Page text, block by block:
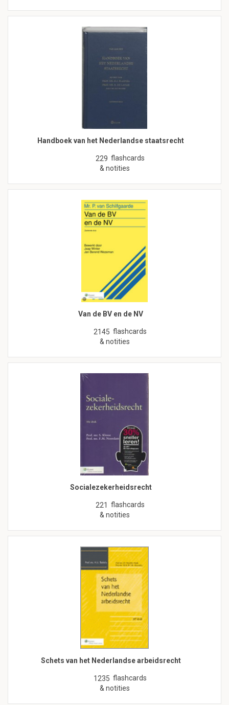
Handboek van het Nederlandse staatsrecht
229 flashcards
& notities
Van de BV en de NV
2145 flashcards
& notities
Socialezekerheidsrecht
221 flashcards
& notities
Schets van het Nederlandse arbeidsrecht
1235 flashcards
& notities